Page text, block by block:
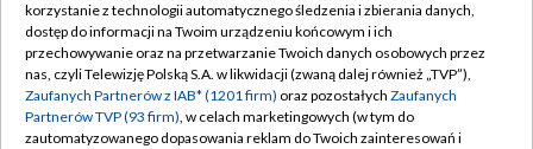
TVP
Abonament TVP
Emisja w TVP
Centrum informacji TVP
Regulamin TVP
Polityka prywatności
Moje zgody
korzystanie z technologii automatycznego śledzenia i zbierania danych,
dostęp do informacji na Twoim urządzeniu końcowym i ich
przechowywanie oraz na przetwarzanie Twoich danych osobowych przez
nas, czyli Telewizję Polską S.A. w likwidacji (zwaną dalej również „TVP”),
Zaufanych Partnerów z IAB* (1201 firm) oraz pozostałych Zaufanych
Partnerów TVP (93 firm), w celach marketingowych (w tym do
zautomatyzowanego dopasowania reklam do Twoich zainteresowań i